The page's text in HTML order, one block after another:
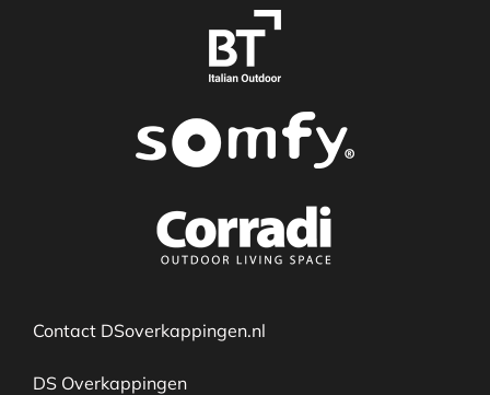
Contact DSoverkappingen.nl
DS Overkappingen